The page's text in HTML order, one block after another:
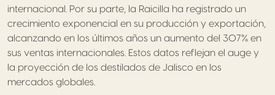
internacional. Por su parte, la Raicilla ha registrado un
crecimiento exponencial en su producción y exportación,
alcanzando en los últimos años un aumento del 307% en
sus ventas internacionales. Estos datos reflejan el auge y
la proyección de los destilados de Jalisco en los
mercados globales.